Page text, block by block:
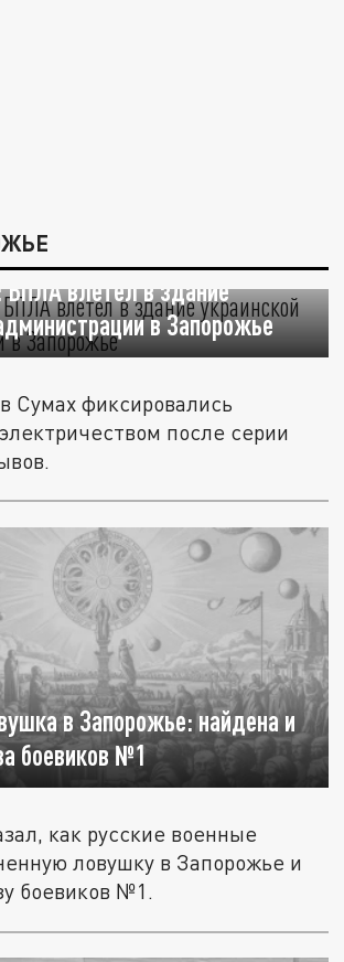
БПЛА влетел в здание
в Запорожье
Сумах фиксировались
после серии
в Запорожье: найдена и
боевиков №1
как русские военные
ловушку в Запорожье и
боевиков №1.